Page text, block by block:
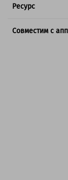
Ресурс
Совместим с